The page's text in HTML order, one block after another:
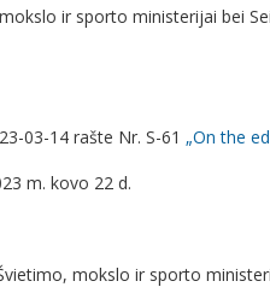
ir sporto ministerijai bei
03-14 rašte Nr. S-61 „On the
m. kovo 22 d.
mokslo ir sporto